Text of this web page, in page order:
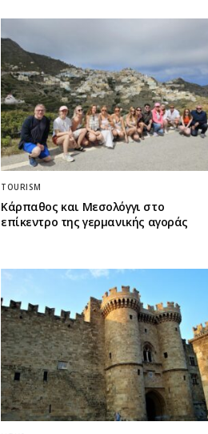
TOURISM
Κάρπαθος και Μεσολόγγι στο
επίκεντρο της γερμανικής αγοράς